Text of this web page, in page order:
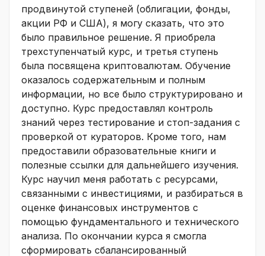
продвинутой ступеней (облигации, фонды,
акции РФ и США), я могу сказать, что это
было правильное решение. Я приобрела
трехступенчатый курс, и третья ступень
была посвящена криптовалютам. Обучение
оказалось содержательным и полным
информации, но все было структурировано и
доступно. Курс предоставлял контроль
знаний через тестирование и стоп-задания с
проверкой от кураторов. Кроме того, нам
предоставили образовательные книги и
полезные ссылки для дальнейшего изучения.
Курс научил меня работать с ресурсами,
связанными с инвестициями, и разбираться в
оценке финансовых инструментов с
помощью фундаментального и технического
анализа. По окончании курса я смогла
сформировать сбалансированный